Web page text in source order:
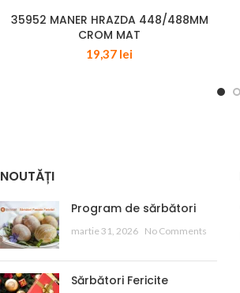
35952 MANER HRAZDA 448/488MM
CROM MAT
19,37 lei
NOUTĂȚI
Program de sărbători
martie 31, 2026 No Comments
Sărbători Fericite